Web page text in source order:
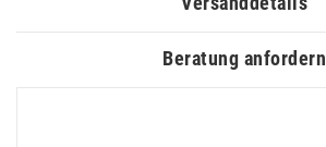
Beratung anfordern